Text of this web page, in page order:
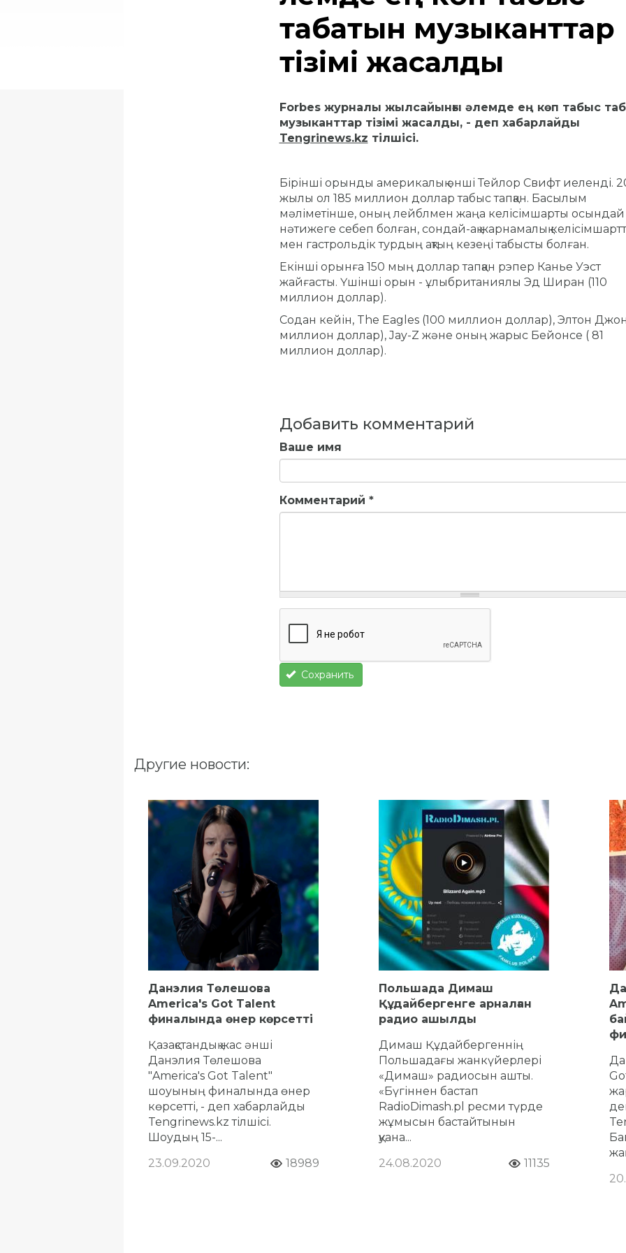
табатын музыканттар
тізімі жасалды
Forbes журналы жылсайынғы әлемде ең көп табыс
музыканттар тізімі жасалды, - деп хабарлайды
Tengrinews.kz тілшісі.
Бірінші орынды америкалық әнші Тейлор Свифт иеленді.
жылы ол 185 миллион доллар табыс тапқан. Басылым
мәліметінше, оның лейблмен жаңа келісімшарты осындай
нәтижеге себеп болған, сондай-ақ жарнамалық
мен гастрольдік турдың ақтың кезеңі табысты болған.
Екінші орынға 150 мың доллар тапқан рэпер Канье Уэст
жайғасты. Үшінші орын - ұлыбританиялы Эд Ширан (110
миллион доллар).
Содан кейін, The Eagles (100 миллион доллар), Элтон
миллион доллар), Jay-Z және оның жарыс Бейонсе ( 81
миллион доллар).
Добавить комментарий
Ваше имя
Комментарий *
Сохранить
Другие новости:
Данэлия Төлешова
America's Got Talent
финалында өнер көрсетті
Қазақстандық жас әнші
Данэлия Төлешова
"America's Got Talent"
шоуының финалында өнер
көрсетті, - деп хабарлайды
Tengrinews.kz тілшісі.
Шоудың 15-...
23.09.2020
18989
Польшада Димаш
Құдайбергенге арналған
радио ашылды
Димаш Құдайбергеннің
Польшадағы жанкүйерлері
«Димаш» радиосын ашты.
«Бүгіннен бастап
RadioDimash.pl ресми түрде
жұмысын бастайтынын
қуана...
24.08.2020
11135